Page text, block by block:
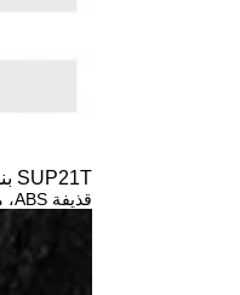
SUP21T بندقية لحام ليزرية محمولة
قذيفة ABS، مضغوطة وخفيفة الوزن، درج العدسة، وظائف متعددة.